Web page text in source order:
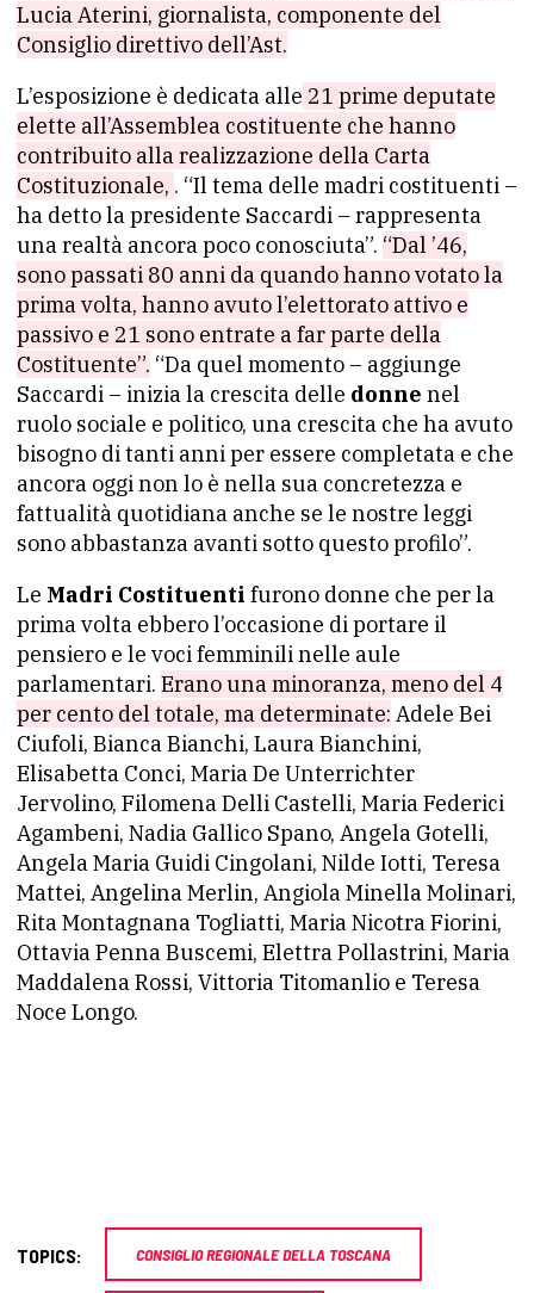
Lucia Aterini, giornalista, componente del
Consiglio direttivo dell’Ast.
L’esposizione è dedicata alle 21 prime deputate
elette all’Assemblea costituente che hanno
contribuito alla realizzazione della Carta
Costituzionale, . “Il tema delle madri costituenti –
ha detto la presidente Saccardi – rappresenta
una realtà ancora poco conosciuta”. “Dal ’46,
sono passati 80 anni da quando hanno votato la
prima volta, hanno avuto l’elettorato attivo e
passivo e 21 sono entrate a far parte della
Costituente”. “Da quel momento – aggiunge
Saccardi – inizia la crescita delle donne nel
ruolo sociale e politico, una crescita che ha avuto
bisogno di tanti anni per essere completata e che
ancora oggi non lo è nella sua concretezza e
fattualità quotidiana anche se le nostre leggi
sono abbastanza avanti sotto questo profilo”.
Le Madri Costituenti furono donne che per la
prima volta ebbero l’occasione di portare il
pensiero e le voci femminili nelle aule
parlamentari. Erano una minoranza, meno del 4
per cento del totale, ma determinate: Adele Bei
Ciufoli, Bianca Bianchi, Laura Bianchini,
Elisabetta Conci, Maria De Unterrichter
Jervolino, Filomena Delli Castelli, Maria Federici
Agambeni, Nadia Gallico Spano, Angela Gotelli,
Angela Maria Guidi Cingolani, Nilde Iotti, Teresa
Mattei, Angelina Merlin, Angiola Minella Molinari,
Rita Montagnana Togliatti, Maria Nicotra Fiorini,
Ottavia Penna Buscemi, Elettra Pollastrini, Maria
Maddalena Rossi, Vittoria Titomanlio e Teresa
Noce Longo.
TOPICS: CONSIGLIO REGIONALE DELLA TOSCANA